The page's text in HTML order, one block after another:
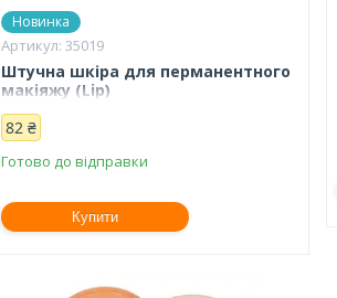
Новинка
35019
Штучна шкіра для перманентного
макіяжу (Lip)
82 ₴
Готово до відправки
Купити